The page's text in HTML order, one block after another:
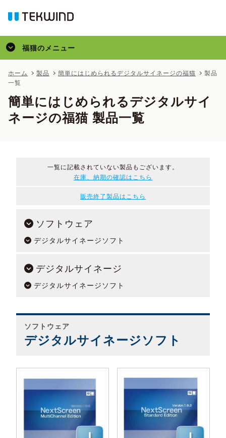
福猫のメニュー
トップ
製品
コラム
ホーム 製品 簡単にはじめられるデジタルサイネージの福猫
製品
一覧
簡単にはじめられるデジタルサイ
ネージの福猫 製品一覧
一覧に記載されていない製品もございます。
在庫、納期の確認はこちら
販売終了製品はこちら
ソフトウェア
デジタルサイネージソフト
デジタルサイネージ
デジタルサイネージソフト
ソフトウェア
デジタルサイネージソフト